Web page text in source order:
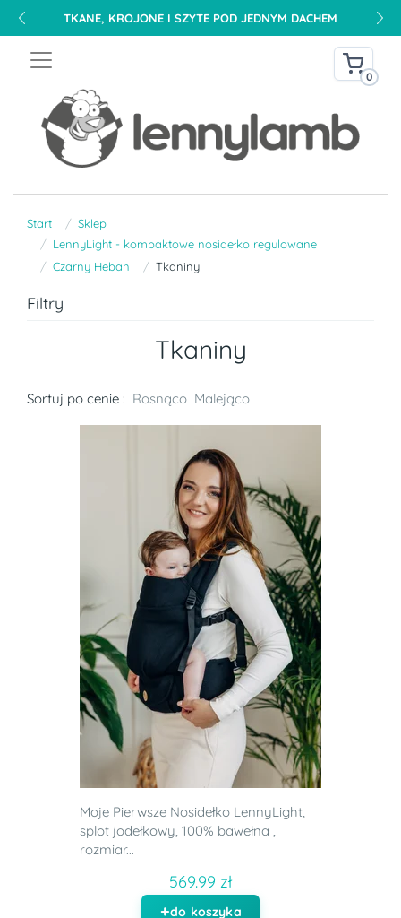
TKANE, KROJONE I SZYTE POD JEDNYM DACHEM
0
Start
Sklep
LennyLight - kompaktowe nosidełko regulowane
Czarny Heban
Tkaniny
Filtry
Tkaniny
Sortuj po cenie : Rosnąco Malejąco
Moje Pierwsze Nosidełko LennyLight,
splot jodełkowy, 100% bawełna ,
rozmiar...
569.99 zł
do koszyka